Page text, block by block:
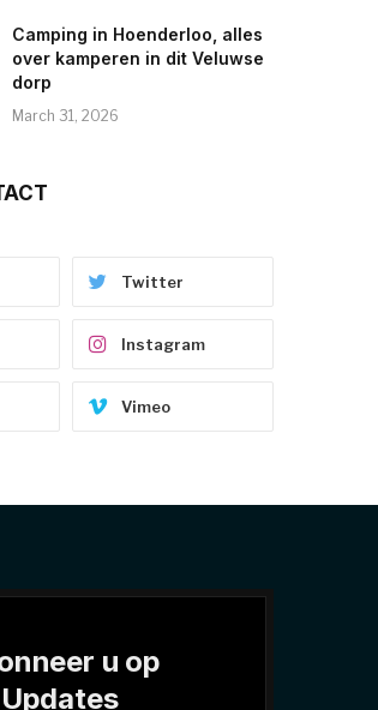
Camping in Hoenderloo, alles
over kamperen in dit Veluwse
dorp
March 31, 2026
Twitter
Instagram
Vimeo
u op
Updates